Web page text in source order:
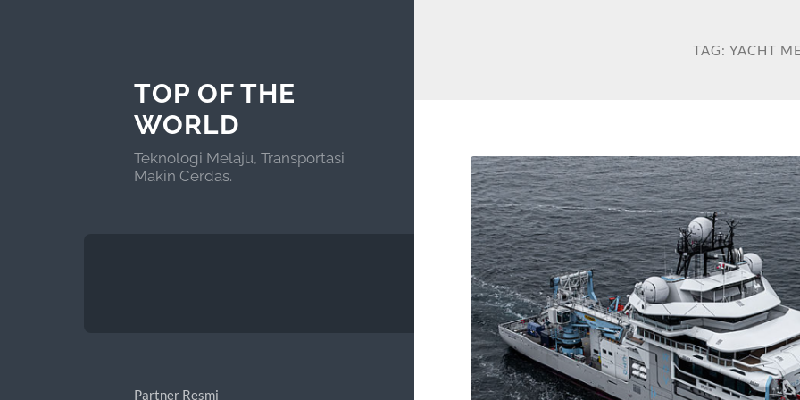
TOP OF THE
WORLD
Teknologi Melaju, Transportasi
Makin Cerdas.
Partner Resmi
TAG:YACHT